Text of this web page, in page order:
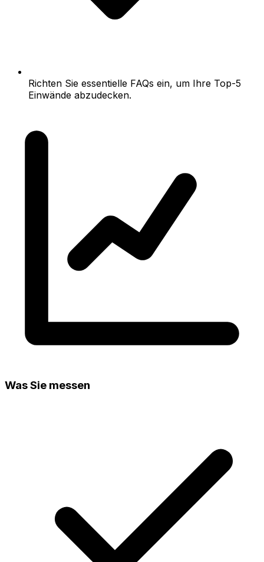
Richten Sie essentielle FAQs ein, um Ihre Top-5
Einwände abzudecken.
Was Sie messen